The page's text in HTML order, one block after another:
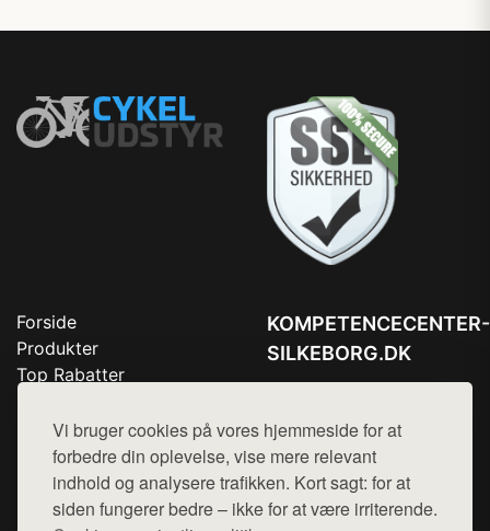
Vi bruger cookies på vores hjemmeside for at
forbedre din oplevelse, vise mere relevant
indhold og analysere trafikken. Kort sagt: for at
siden fungerer bedre – ikke for at være irriterende.
Forside
Produkter
Top Rabatter
Kontakt
KOMPETENCECENTER-
SILKEBORG.DK
Mail:hej@want.dk
Cookie- og privatlivspolitik